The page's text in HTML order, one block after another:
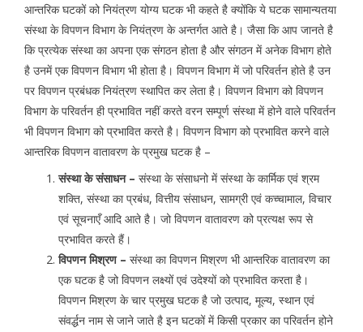
आन्तरिक घटकों को नियंत्रण योग्य घटक भी कहते है क्योंकि ये घटक सामान्यतया
संस्था के विपणन विभाग के नियंत्रण के अन्तर्गत आते है। जैसा कि आप जानते है
कि प्रत्येक संस्था का अपना एक संगठन होता है और संगठन में अनेक विभाग होते
है उनमें एक विपणन विभाग भी होता है। विपणन विभाग में जो परिवर्तन होते है उन
पर विपणन प्रबंधक नियंत्रण स्थापित कर लेता है। विपणन विभाग को विपणन
विभाग के परिवर्तन ही प्रभावित नहीं करते वरन सम्पूर्ण संस्था में होने वाले परिवर्तन
भी विपणन विभाग को प्रभावित करते है। विपणन विभाग को प्रभावित करने वाले
आन्तरिक विपणन वातावरण के प्रमुख घटक है –
संस्था के संसाधन – संस्था के संसाधनो में संस्था के कार्मिक एवं श्रम
शक्ति, संस्था का प्रबंध, वित्तीय संसाधन, सामग्री एवं कच्चामाल, विचार
एवं सूचनाएँ आदि आते है। जो विपणन वातावरण को प्रत्यक्ष रूप से
प्रभावित करते हैं।
विपणन मिश्रण – संस्था का विपणन मिश्रण भी आन्तरिक वातावरण का
एक घटक है जो विपणन लक्ष्यों एवं उदेश्यों को प्रभावित करता है।
विपणन मिश्रण के चार प्रमुख घटक है जो उत्पाद, मूल्य, स्थान एवं
संवर्द्धन नाम से जाने जाते है इन घटकों में किसी प्रकार का परिवर्तन होने